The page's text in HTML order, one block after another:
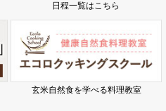
日程一覧はこちら
玄米自然食を学べる料理教室